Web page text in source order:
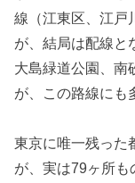
線（江東区、江戸
が、結局は配線と
大島緑道公園、南
が、この路線にも
東京に唯一残った
が、実は79ヶ所も